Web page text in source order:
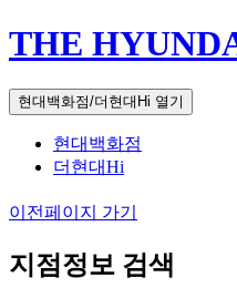
THE
현대백화점/더현대Hi 열기
현대백화점
더현대Hi
이전페이지 가기
지점정보 검색